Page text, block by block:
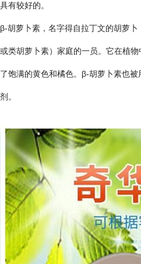
具有较好的。
β-胡萝卜素，名字得自拉丁文的胡萝
或类胡萝卜素）家庭的一员。它在植
了饱满的黄色和橘色。β-胡萝卜素也
剂。